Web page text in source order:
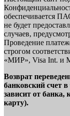
обеспечивается
не будет
случаев,
Проведение
строгом
«МИР», Visa Int. и
Возврат
банковский счет
зависит от
карту).